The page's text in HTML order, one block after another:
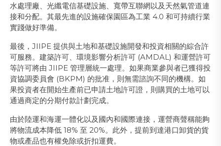
水處理廠、光纖電信基礎設施、寬帶互聯網以及天然氣管道連
接和分配。其最先進的設施確保園區為工業 4.0 和可持續行業
實踐做好準備。
最後，JIIPE 提供與土地和基礎設施開發和投資相關的綜合許
可服務。建築許可、環境影響分析許可 (AMDAL) 和運營許可
等許可將由 JIIPE 管理層統一處理。如果商業參與者已獲得投
資協調委員會 (BKPM) 的批准，則無需諮詢不同的機構。如
果投資者在開始生產前已申請土地許可證，則購買的土地可以
通過商定的分期付款計劃完成。
由於陸運和海運一體化以及國內和國際連接，運營商聲稱能夠
將物流成本降低 18% 至 20%。此外，提前到達港口卸貨的貨
物或產品也有權免除或折扣運費。